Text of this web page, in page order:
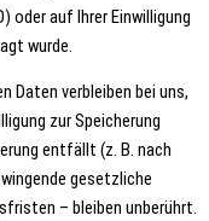
oder auf Ihrer Einwilligung
wurde.
Daten verbleiben bei uns,
zur Speicherung
entfällt (z. B. nach
gesetzliche
– bleiben unberührt.